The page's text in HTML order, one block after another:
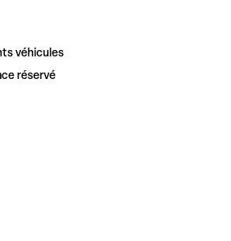
véhicules
réservé